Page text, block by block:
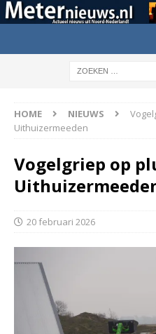
HOME NIEUWS
Uithuizermeeden
Vogelgriep op
20 februari 2026